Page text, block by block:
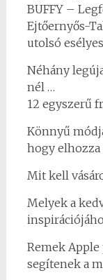
BUFFY –
Ejtőernyős-
utolsó
Néhány
nél …
12 egyszerű
Könnyű
hogy
Mit kell
Melyek a
Remek
segítenek a